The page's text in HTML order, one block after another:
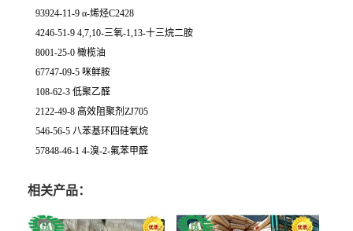
93924-11-9 α-烯烃C2428
4246-51-9 4,7,10-三氧-1,13-十三烷二胺
8001-25-0 橄榄油
67747-09-5 咪鲜胺
108-62-3 低聚乙醛
2122-49-8 高效阻聚剂ZJ705
546-56-5 八苯基环四硅氧烷
57848-46-1 4-溴-2-氟苯甲醛
相关产品：